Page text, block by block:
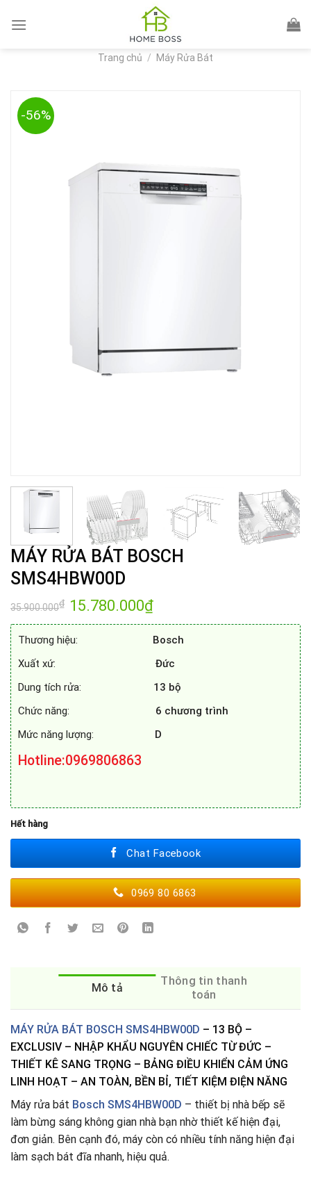
Trang chủ / Máy Rửa Bát
-56%
MÁY RỬA BÁT BOSCH
SMS4HBW00D
35.900.000₫ Giá
gốc
là:
15.780.000₫Giá
tại
15.780.000₫.
Thương hiệu:
Bosch
Xuất xứ: Đức
Dung tích rửa:
13 bộ
Chức năng: 6 chương trình
Mức năng lượng:
D
Hotline:0969806863
Hết hàng
Chat Facebook
0969 80 6863
Mô tả
Thông tin thanh
toán
MÁY RỬA BÁT BOSCH SMS4HBW00D – 13 BỘ –
EXCLUSIV – NHẬP KHẨU NGUYÊN CHIẾC TỪ ĐỨC –
THIẾT KÊ SANG TRỌNG – BẢNG ĐIỀU KHIỂN CẢM ỨNG
LINH HOẠT – AN TOÀN, BỀN BỈ, TIẾT KIỆM ĐIỆN NĂNG
Máy rửa bát Bosch SMS4HBW00D – thiết bị nhà bếp sẽ
làm bừng sáng không gian nhà bạn nhờ thiết kế hiện đại,
đơn giản. Bên cạnh đó, máy còn có nhiều tính năng hiện đại
làm sạch bát đĩa nhanh, hiệu quả.